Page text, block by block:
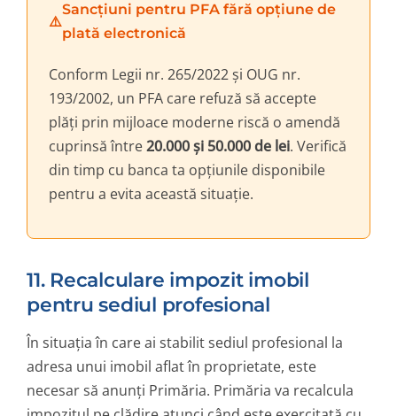
Sancțiuni pentru PFA fără opțiune de
plată electronică
Conform Legii nr. 265/2022 și OUG nr.
193/2002, un PFA care refuză să accepte
plăți prin mijloace moderne riscă o amendă
cuprinsă între20.000 și 50.000 de lei. Verifică
din timp cu banca ta opțiunile disponibile
pentru a evita această situație.
11. Recalculare impozit imobil
pentru sediul profesional
În situația în care ai stabilit sediul profesional la
adresa unui imobil aflat în proprietate, este
necesar să anunți Primăria. Primăria va recalcula